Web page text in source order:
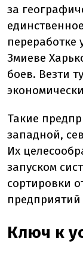
за
переработке
Змиеве
боев. Везти
Такие
западной,
Их
запуском
сортировки
предприятий
Ключ к